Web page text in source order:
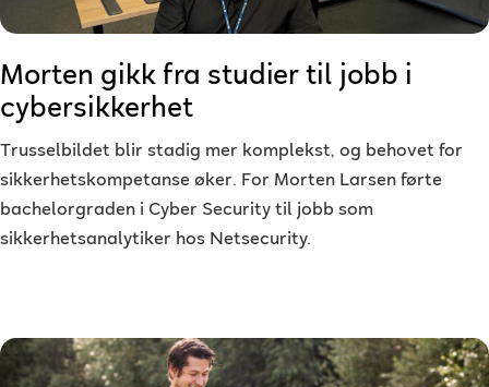
Morten gikk fra studier til jobb i
cybersikkerhet
Trusselbildet blir stadig mer komplekst, og behovet for
sikkerhetskompetanse øker. For Morten Larsen førte
bachelorgraden i Cyber Security til jobb som
sikkerhetsanalytiker hos Netsecurity.